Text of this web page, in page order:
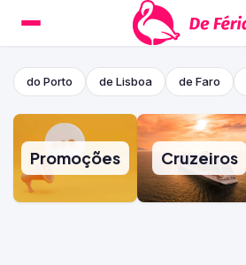
do Porto de Lisboa de Faro
Promoções Cruzeiros